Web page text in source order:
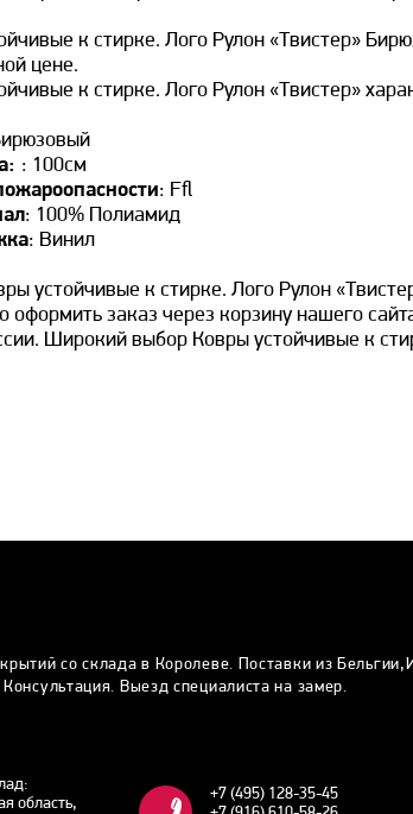
к стирке. Лого Рулон «Твистер»
цене.
к стирке. Лого Рулон «Твистер»
: 100см
: Ffl
: 100% Полиамид
: Винил
устойчивые к стирке. Лого Рулон
оформить заказ через корзину нашего
Широкий выбор Ковры устойчивые к
со склада в Королеве. Поставки из
Выезд специалиста на замер.
область,
+7 (495) 128-35-45